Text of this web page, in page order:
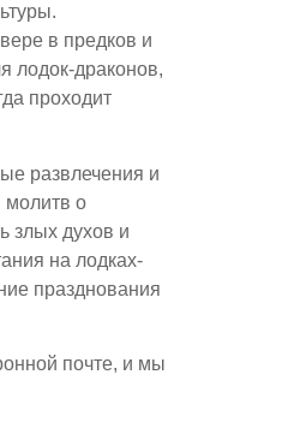
в предков и
лодок-драконов,
проходит
развлечения и
молитв о
злых духов и
на лодках-
празднования
почте, и мы